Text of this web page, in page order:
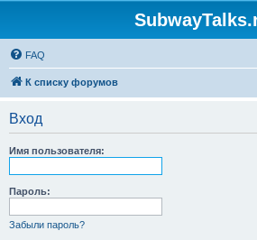
FAQ
К списку форумов
Вход
Имя пользователя:
Пароль:
Забыли пароль?